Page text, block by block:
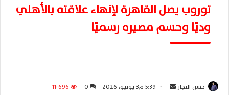
توروب يصل القاهرة لإنهاء علاقته بالأهلي
وديًا وحسم مصيره رسميًا
حسن النجار 5:39 م3 يونيو، 2026 0
11٬696